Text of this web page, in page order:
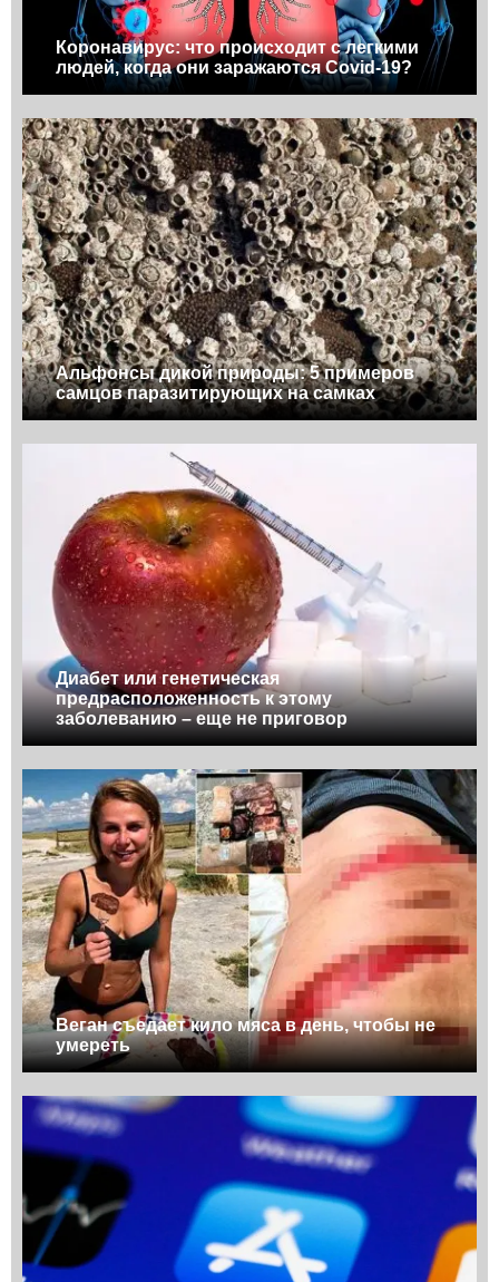
Коронавирус: что происходит с легкими
людей, когда они заражаются Covid-19?
Альфонсы дикой природы: 5 примеров
самцов паразитирующих на самках
Диабет или генетическая
предрасположенность к этому
заболеванию – еще не приговор
Веган съедает кило мяса в день, чтобы не
умереть